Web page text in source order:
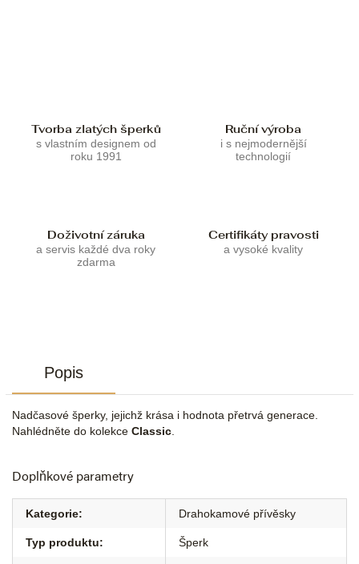
Tvorba zlatých šperků
s vlastním designem od
roku 1991
Ruční výroba
i s nejmodernější
technologií
Doživotní záruka
a servis každé dva roky
zdarma
Certifikáty pravosti
a vysoké kvality
Popis
Nadčasové šperky, jejichž krása i hodnota přetrvá generace.
Nahlédněte do kolekce Classic
Doplňkové parametry
Kategorie: Drahokamové přívěsky
Typ produktu: Šperk